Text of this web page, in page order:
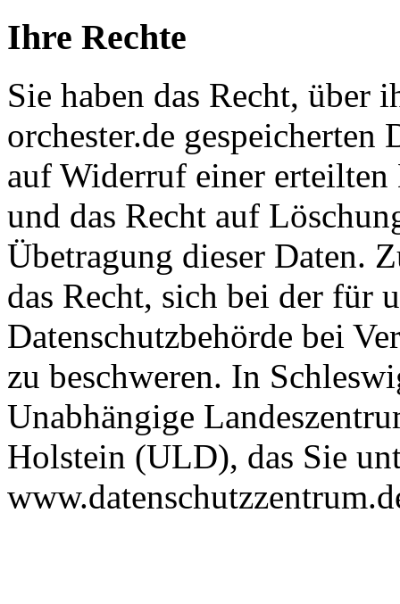
Ihre Rechte
Sie haben das Recht, über
orchester.de
auf Widerruf einer
und das Recht auf
Übetragung dieser Daten.
das Recht, sich bei der für
Datenschutzbehörde bei
zu beschweren. In
Unabhängige
Holstein (ULD), das Sie